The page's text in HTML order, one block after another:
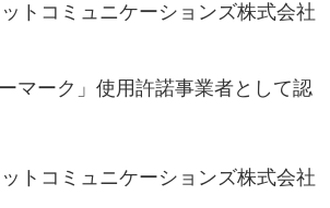
トコミュニケーションズ株式会社
マーク」使用許諾事業者として認
トコミュニケーションズ株式会社